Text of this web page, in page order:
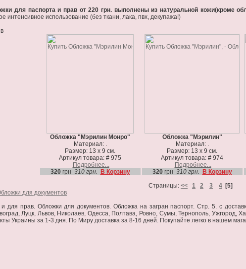
для паспорта и прав от 220 грн. выполнены из натуральной кожи(кроме
интенсивное использование (без ткани, лака, пвх, декупажа!)
Обложка "Мэрилин Монро"
Материал: .
Размер: 13 х 9 см.
Артикул товара: # 975
Подробнее...
320грн 310 грн. В Корзину
Обложка "Мэрилин"
Материал: .
Размер: 13 х 9 см.
Артикул товара: # 974
Подробнее...
320грн 310 грн. В Корзину
Страницы: << 1 2 3 4 [5]
для документов
для прав. Обложки для документов. Обложка на загран паспорт. Стр. 5. c
Луцк, Львов, Николаев, Одесса, Полтава, Ровно, Сумы, Тернополь, Ужгород,
Украины за 1-3 дня. По Миру доставка за 8-16 дней. Покупайте легко в нашем